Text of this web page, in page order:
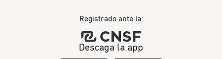
Registrado ante la:
Descaga la app